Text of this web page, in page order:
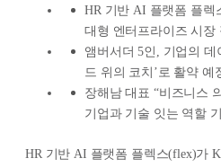
HR 기반 AI 플랫폼 플렉
대형 엔터프라이즈 시장
앰버서더 5인, 기업의
드 위의 코치’로 활약 예
장해남 대표 “비즈니스
기업과 기술 잇는 역할
HR 기반 AI 플랫폼 플렉스(flex)가